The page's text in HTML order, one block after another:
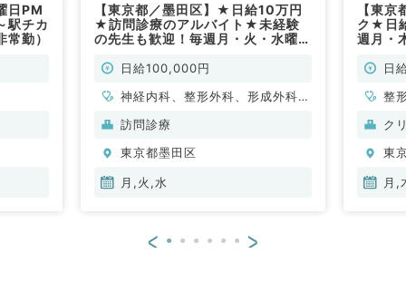
日PM
駅チカ
勤）
【東京都／墨田区】★日給10万円
★訪問診療のアルバイト★未経験
の先生も歓迎！毎週月・火・水曜日
リニック♪（内科系,外科系／非常
日給100,000円
神経内科、整形外科、形成外科、
脳神経外科、呼吸器外科、心臓血
呼吸器内科、消化器内科、内分
泌・代謝内科、腎臓内科、老年内
原病科
訪問診療
東京都墨田区
月,火,水
【東
ク★日
週月・
日
整
ク
東
月,
< >